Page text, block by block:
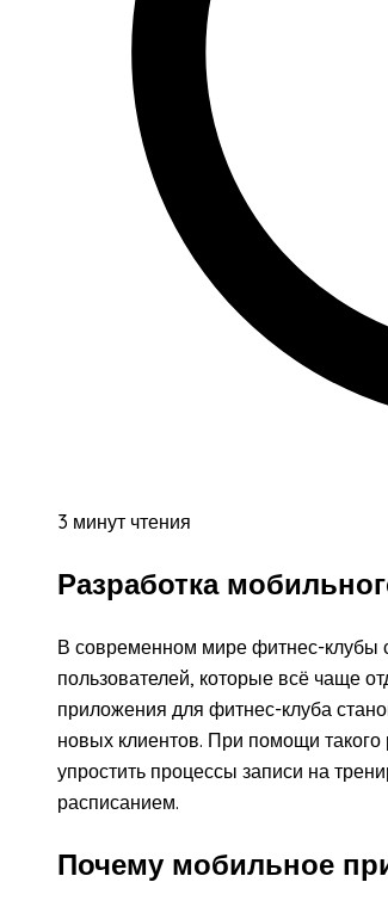
3 минут чтения
Разработка
В современном мире фитнес-клубы
пользователей, которые всё чаще
приложения для фитнес-клуба
новых клиентов. При помощи такого
упростить процессы записи на
расписанием.
Почему мобильное